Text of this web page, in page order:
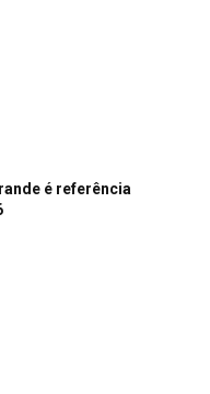
é referência